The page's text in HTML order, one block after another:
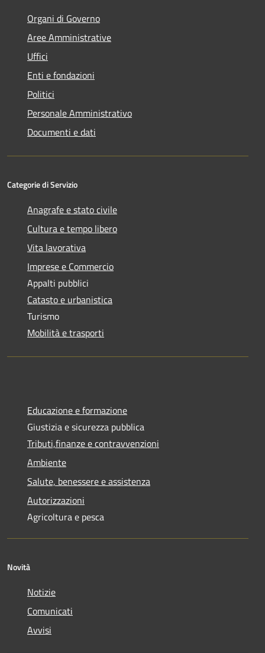
Organi di Governo
Aree Amministrative
Uffici
Enti e fondazioni
Politici
Personale Amministrativo
Documenti e dati
Categorie di Servizio
Anagrafe e stato civile
Cultura e tempo libero
Vita lavorativa
Imprese e Commercio
Appalti pubblici
Catasto e urbanistica
Turismo
Mobilità e trasporti
Educazione e formazione
Giustizia e sicurezza pubblica
Tributi,finanze e contravvenzioni
Ambiente
Salute, benessere e assistenza
Autorizzazioni
Agricoltura e pesca
Novità
Notizie
Comunicati
Avvisi